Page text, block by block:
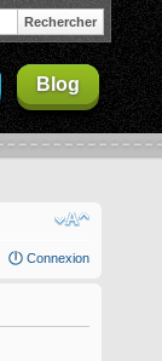
Blog
Connexion